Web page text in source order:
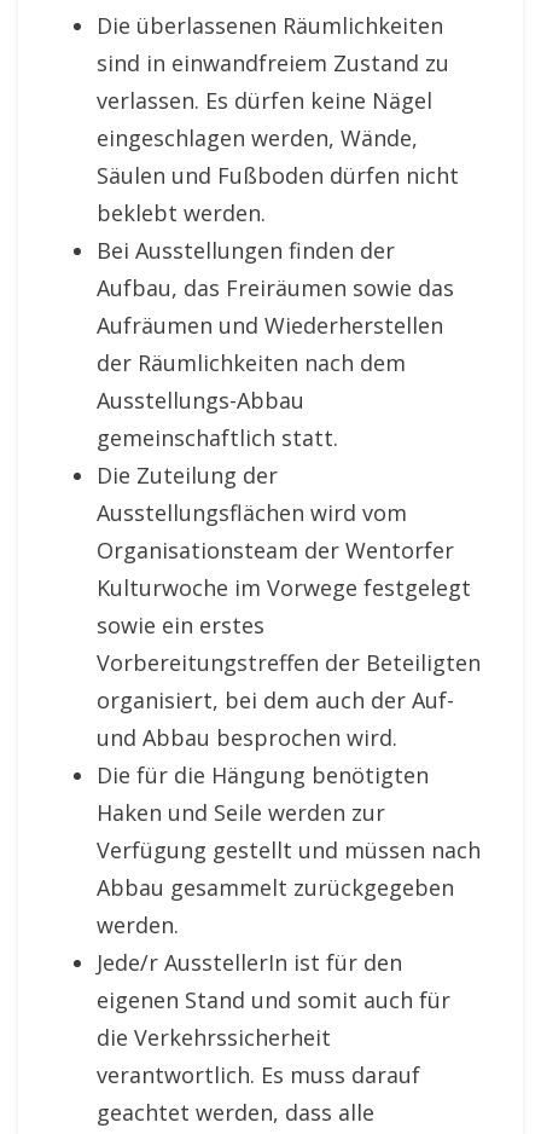
Die überlassenen Räumlichkeiten
sind in einwandfreiem Zustand zu
verlassen. Es dürfen keine Nägel
eingeschlagen werden, Wände,
Säulen und Fußboden dürfen nicht
beklebt werden.
Bei Ausstellungen finden der
Aufbau, das Freiräumen sowie das
Aufräumen und Wiederherstellen
der Räumlichkeiten nach dem
Ausstellungs-Abbau
gemeinschaftlich statt.
Die Zuteilung der
Ausstellungsflächen wird vom
Organisationsteam der Wentorfer
Kulturwoche im Vorwege festgelegt
sowie ein erstes
Vorbereitungstreffen der Beteiligten
organisiert, bei dem auch der Auf-
und Abbau besprochen wird.
Die für die Hängung benötigten
Haken und Seile werden zur
Verfügung gestellt und müssen nach
Abbau gesammelt zurückgegeben
werden.
Jede/r AusstellerIn ist für den
eigenen Stand und somit auch für
die Verkehrssicherheit
verantwortlich. Es muss darauf
geachtet werden, dass alle